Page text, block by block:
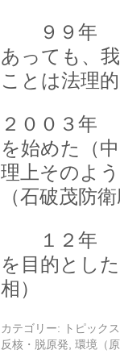
９９年 「
あっても、
ことは法理
２００３年
を始めた（
理上そのよ
（石破茂防
１２年 「
を目的とし
相）
カテゴリー:
トピックス
反核・脱原発 環境（